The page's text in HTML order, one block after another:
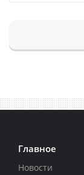
Главное
Новости